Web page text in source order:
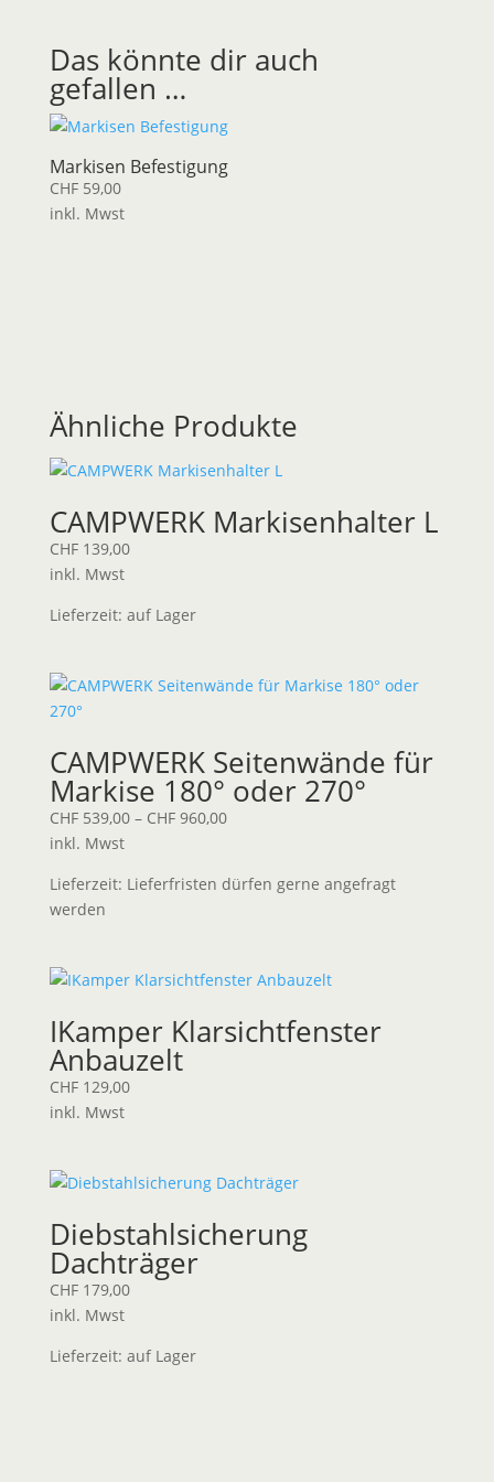
Das könnte dir auch
gefallen …
Markisen Befestigung
CHF59,00
inkl. Mwst
Ähnliche Produkte
CAMPWERK Markisenhalter L
CHF139,00
inkl. Mwst
Lieferzeit: auf Lager
CAMPWERK Seitenwände für
Markise 180° oder 270°
CHF539,00– CHF960,00
inkl. Mwst
Lieferzeit: Lieferfristen dürfen gerne angefragt
werden
IKamper Klarsichtfenster
Anbauzelt
CHF129,00
inkl. Mwst
Diebstahlsicherung
Dachträger
CHF179,00
inkl. Mwst
Lieferzeit: auf Lager